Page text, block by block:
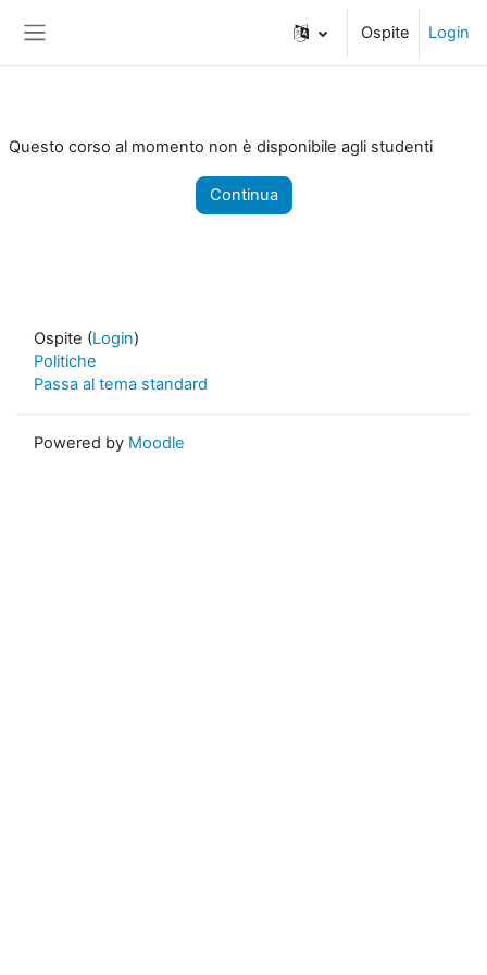
Ospite Login
Questo corso al momento non è disponibile agli studenti
Continua
Ospite (Login)
Politiche
Passa al tema standard
Powered by Moodle